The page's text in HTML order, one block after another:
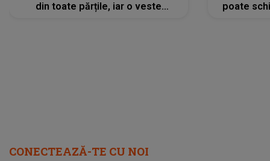
din toate părțile, iar o veste
poate
CONECTEAZĂ-TE CU NOI